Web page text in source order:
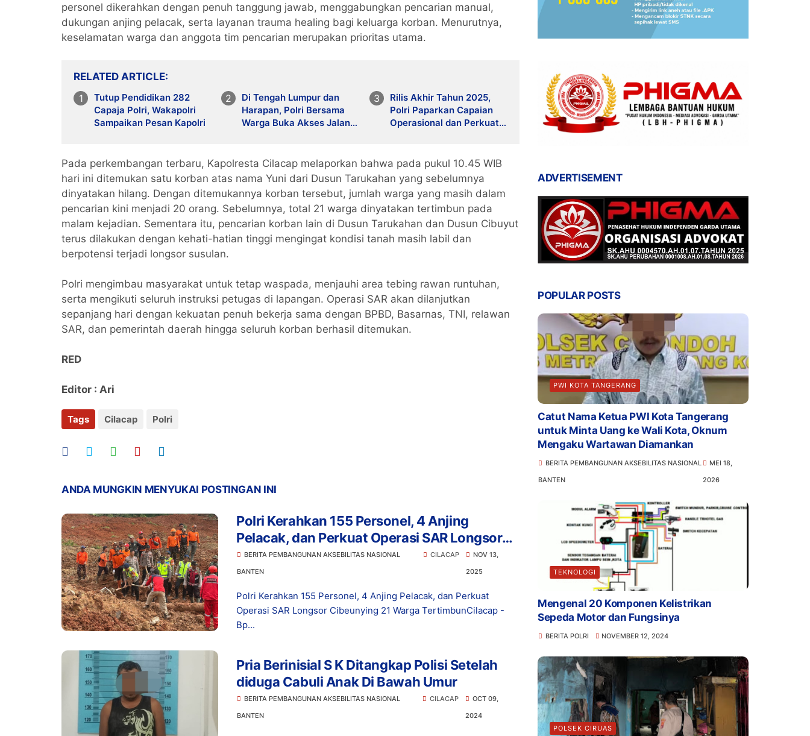
personel dikerahkan dengan penuh tanggung jawab, menggabungkan pencarian manual,
dukungan anjing pelacak, serta layanan trauma healing bagi keluarga korban. Menurutnya,
keselamatan warga dan anggota tim pencarian merupakan prioritas utama.
RELATED ARTICLE
Tutup Pendidikan 282
Capaja Polri, Wakapolri
Sampaikan Pesan Kapolri
Di Tengah Lumpur dan
Harapan, Polri Bersama
Warga Buka Akses Jalan
Rilis Akhir Tahun 2025,
Polri Paparkan Capaian
Operasional dan Perkuat
Publik
Pada perkembangan terbaru, Kapolresta Cilacap melaporkan bahwa pada pukul 10.45 WIB
hari ini ditemukan satu korban atas nama Yuni dari Dusun Tarukahan yang sebelumnya
dinyatakan hilang. Dengan ditemukannya korban tersebut, jumlah warga yang masih dalam
pencarian kini menjadi 20 orang. Sebelumnya, total 21 warga dinyatakan tertimbun pada
malam kejadian. Sementara itu, pencarian korban lain di Dusun Tarukahan dan Dusun Cibuyut
terus dilakukan dengan kehati-hatian tinggi mengingat kondisi tanah masih labil dan
berpotensi terjadi longsor susulan.
Polri mengimbau masyarakat untuk tetap waspada, menjauhi area tebing rawan runtuhan,
serta mengikuti seluruh instruksi petugas di lapangan. Operasi SAR akan dilanjutkan
sepanjang hari dengan kekuatan penuh bekerja sama dengan BPBD, Basarnas, TNI, relawan
SAR, dan pemerintah daerah hingga seluruh korban berhasil ditemukan.
RED
Editor : Ari
Tags Cilacap Polri
ANDA MUNGKIN MENYUKAI POSTINGAN INI
Polri Kerahkan 155 Personel, 4 Anjing
Pelacak, dan Perkuat Operasi SAR Longsor
Cibeunying 21 Warga Tertimbun
BERITA PEMBANGUNAN AKSEBILITAS NASIONAL
BANTEN
CILACAP
NOV 13,
2025
Polri Kerahkan 155 Personel, 4 Anjing Pelacak, dan Perkuat
Operasi SAR Longsor Cibeunying 21 Warga TertimbunCilacap -
Bp...
Pria Berinisial S K Ditangkap Polisi Setelah
diduga Cabuli Anak Di Bawah Umur
BERITA PEMBANGUNAN AKSEBILITAS NASIONAL
BANTEN
CILACAP
OCT 09,
2024
ADVERTISEMENT
POPULAR POSTS
PWI KOTA TANGERANG
Catut Nama Ketua PWI Kota Tangerang
untuk Minta Uang ke Wali Kota, Oknum
Mengaku Wartawan Diamankan
BERITA PEMBANGUNAN AKSEBILITAS NASIONAL
BANTEN
MEI 18,
2026
TEKNOLOGI
Mengenal 20 Komponen Kelistrikan
Sepeda Motor dan Fungsinya
BERITA POLRI NOVEMBER 12, 2024
POLSEK CIRUAS